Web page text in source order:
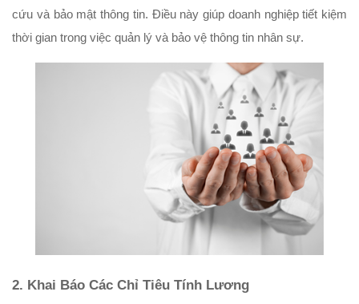
cứu và bảo mật thông tin. Điều này giúp doanh nghiệp tiết kiệm
thời gian trong việc quản lý và bảo vệ thông tin nhân sự.
2. Khai Báo Các Chỉ Tiêu Tính Lương